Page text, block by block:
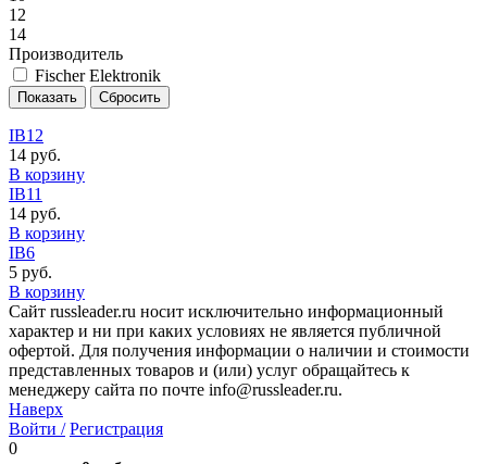
12
14
Производитель
Fischer Elektronik
IB12
14 руб.
В корзину
IB11
14 руб.
В корзину
IB6
5 руб.
В корзину
Сайт russleader.ru носит исключительно информационный
характер и ни при каких условиях не является публичной
офертой. Для получения информации о наличии и стоимости
представленных товаров и (или) услуг обращайтесь к
менеджеру сайта по почте info@russleader.ru.
Наверх
Войти / Регистрация
0